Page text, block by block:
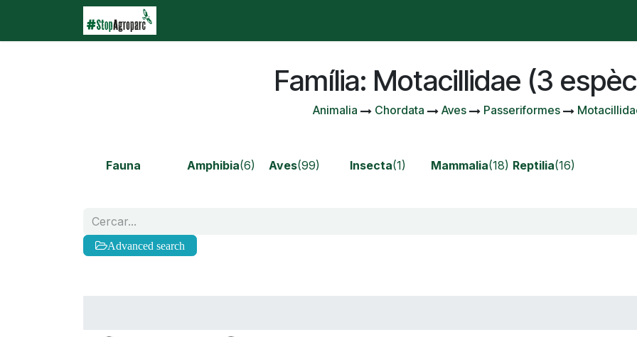
Família: Motacillidae (3
Animalia Chordata Aves Passeriformes
Fauna Amphibia(6) Aves(99) Insecta(1) Mammalia(18) Reptilia(16)
Advanced search